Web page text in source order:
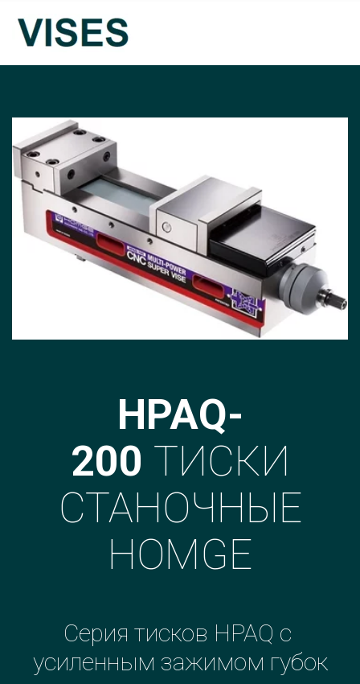
HPAQ-
200 ТИСКИ
СТАНОЧНЫЕ
HOMGE
Серия тисков HPAQ с
усиленным зажимом губок